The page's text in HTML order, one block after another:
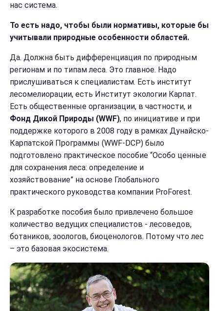
нас система.
То есть надо, чтобы были нормативы, которые бы
учитывали природные особенности областей.
Да. Должна быть дифференциация по природным
регионам и по типам леса. Это главное. Надо
прислушиваться к специалистам. Есть институт
лесомелиорации, есть Институт экологии Карпат.
Есть общественные организации, в частности, и
Фонд Дикой Природы (WWF), по инициативе и при
поддержке которого в 2008 году в рамках Дунайско-
Карпатской Программы (WWF-DCP) было
подготовлено практическое пособие “Особо ценные
для сохранения леса: определение и
хозяйствование” на основе Глобального
практического руководства компании ProForest.
К разработке пособия было привлечено большое
количество ведущих специалистов - лесоведов,
ботаников, зоологов, биоценологов. Потому что лес
– это базовая экосистема.